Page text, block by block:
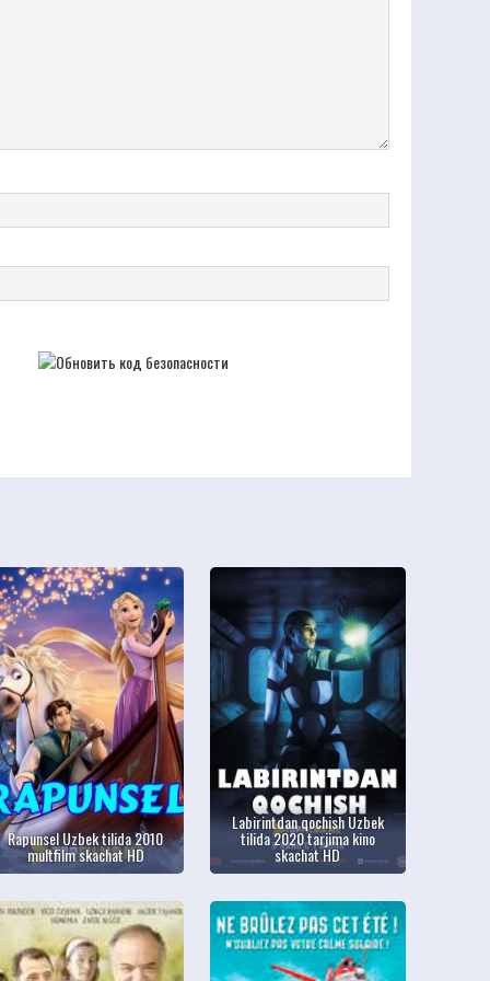
Rapunsel Uzbek tilida 2010
multfilm skachat HD
Labirintdan qochish Uzbek
tilida 2020 tarjima kino
skachat HD